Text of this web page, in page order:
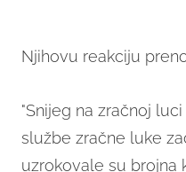
Njihovu reakciju
"Snijeg na zračnoj
službe zračne luke
uzrokovale su brojna